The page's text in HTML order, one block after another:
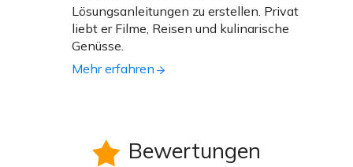
Lösungsanleitungen zu erstellen. Privat
liebt er Filme, Reisen und kulinarische
Genüsse.
Mehr erfahren
 Bewertungen